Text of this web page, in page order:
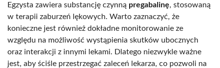
Egzysta zawiera substancję czynną pregabalinę, stosowaną
w terapii zaburzeń lękowych. Warto zaznaczyć, że
konieczne jest również dokładne monitorowanie ze
względu na możliwość wystąpienia skutków ubocznych
oraz interakcji z innymi lekami. Dlatego niezwykle ważne
jest, aby ściśle przestrzegać zaleceń lekarza, co pozwoli na